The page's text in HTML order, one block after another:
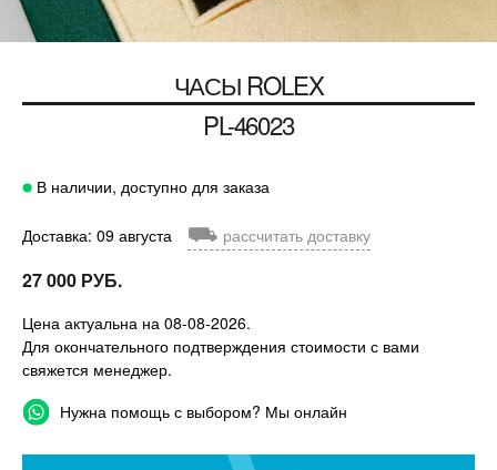
ЧАСЫ ROLEX
PL-46023
В наличии, доступно для заказа
Доставка: 09 августа ⛟ рассчитать доставку
27 000 РУБ.
Цена актуальна на 08-08-2026.
Для окончательного подтверждения стоимости с вами
свяжется менеджер.
Нужна помощь с выбором? Мы онлайн